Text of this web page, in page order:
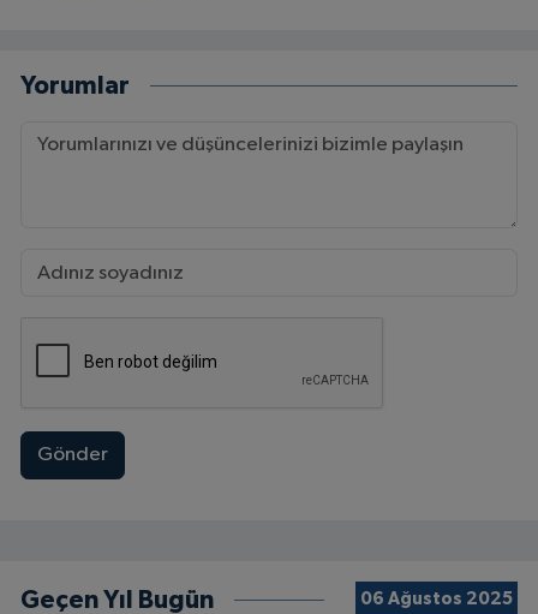
Yorumlar
Gönder
Geçen Yıl Bugün 06 Ağustos 2025